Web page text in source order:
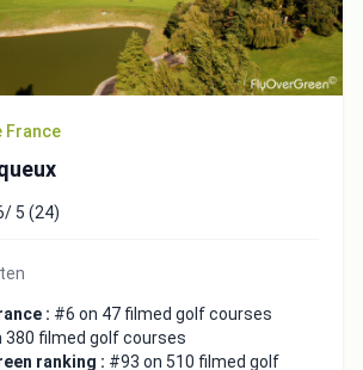
France
5 (24)
: #6 on 47 filmed golf courses
380 filmed golf courses
ranking : #93 on 510 filmed golf